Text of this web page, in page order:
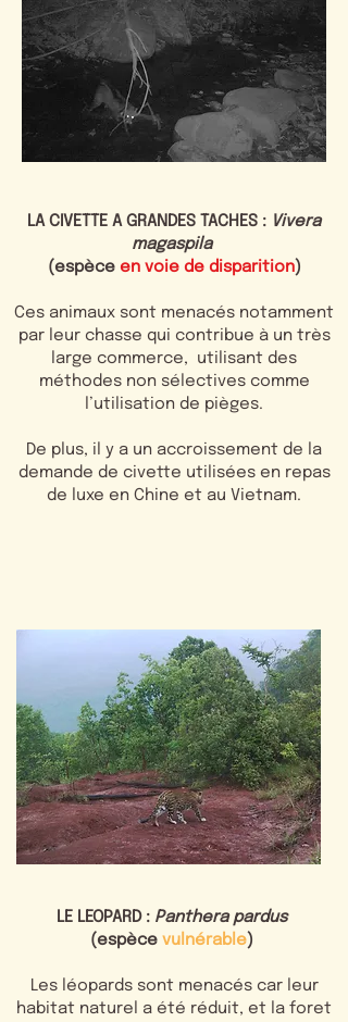
LA CIVETTE A GRANDES TACHES : Vivera
magaspila
(espèce en voie de disparition)
Ces animaux sont menacés notamment
par leur chasse qui contribue à un très
large commerce, utilisant des
méthodes non sélectives comme
l’utilisation de pièges.
De plus, il y a un accroissement de la
demande de civette utilisées en repas
de luxe en Chine et au Vietnam.
LE LEOPARD : Panthera pardus
(espèce vulnérable)
Les léopards sont menacés car leur
habitat naturel a été réduit, et la foret